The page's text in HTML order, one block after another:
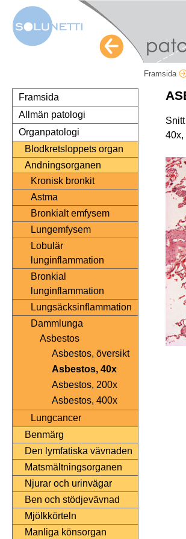
Framsida
Framsida
Allmän patologi
Organpatologi
Blodkretsloppets organ
Andningsorganen
Kronisk bronkit
Astma
Bronkialt emfysem
Lungemfysem
Lobulär
lunginflammation
Bronkial
lunginflammation
Lungsäcksinflammation
Dammlunga
Asbestos
Asbestos, översikt
Asbestos, 40x
Asbestos, 200x
Asbestos, 400x
Lungcancer
Benmärg
Den lymfatiska vävnaden
Matsmältningsorganen
Njurar och urinvägar
Ben och stödjevävnad
Mjölkkörteln
Manliga könsorgan
40x,